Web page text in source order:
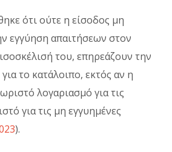
ότι ούτε η είσοδος μη
εγγύηση απαιτήσεων στον
του, επηρεάζουν την
το κατάλοιπο, εκτός αν η
λογαριασμό για τις
για τις μη εγγυημένες
).